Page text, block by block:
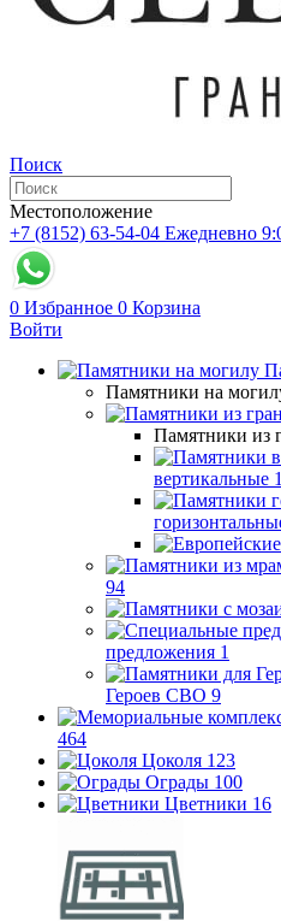
Поиск
Местоположение
+7 (8152) 63-54-04 Ежедневно
0 Избранное 0 Корзина
Войти
Памятники на
Памятники из
вертикальные
94
предложения 1
Героев СВО 9
464
Цоколя 123
Ограды 100
Цветники 16